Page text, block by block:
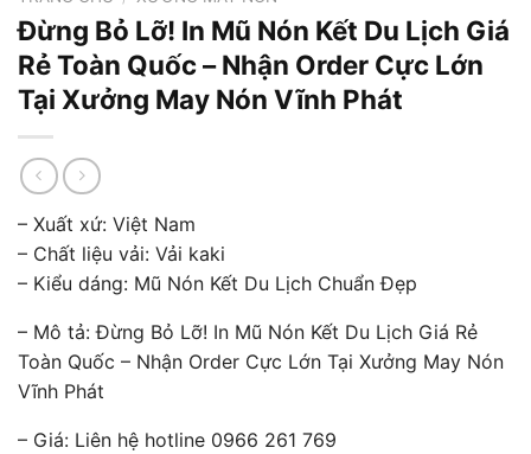
Đừng Bỏ Lỡ! In Mũ Nón Kết Du Lịch Giá
Rẻ Toàn Quốc – Nhận Order Cực Lớn
Tại Xưởng May Nón Vĩnh Phát
– Xuất xứ: Việt Nam
– Chất liệu vải: Vải kaki
– Kiểu dáng: Mũ Nón Kết Du Lịch Chuẩn Đẹp
– Mô tả: Đừng Bỏ Lỡ! In Mũ Nón Kết Du Lịch Giá Rẻ
Toàn Quốc – Nhận Order Cực Lớn Tại Xưởng May Nón
Vĩnh Phát
– Giá: Liên hệ hotline 0966 261 769